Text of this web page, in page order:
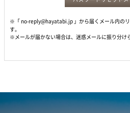
※「 no-reply@hayatabi.jp 」から届くメール内の
す。
※メールが届かない場合は、迷惑メールに振り分け